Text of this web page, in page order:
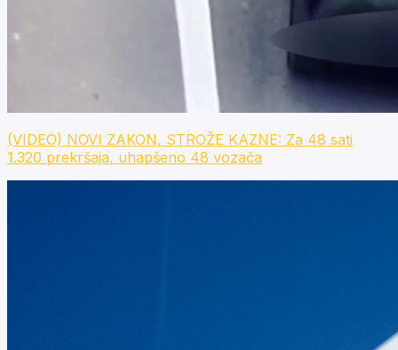
(VIDEO) NOVI ZAKON, STROŽE KAZNE: Za 48 sati
1.320 prekršaja, uhapšeno 48 vozača